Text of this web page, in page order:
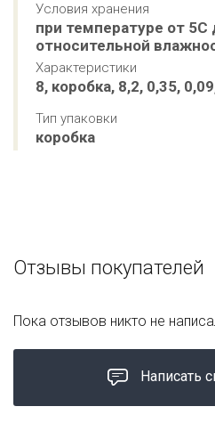
Условия хранения
при температуре от 5С
относительной
Характеристики
8, коробка, 8,2, 0,35,
Тип упаковки
коробка
Отзывы покупателей
Написать
Пока отзывов никто не